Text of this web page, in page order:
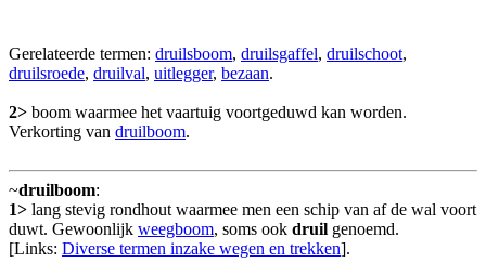
Gerelateerde termen: druilsboom, druilsgaffel, druilschoot,
druilsroede, druilval, uitlegger, bezaan.
2> boom waarmee het vaartuig voortgeduwd kan worden.
Verkorting van druilboom.
~druilboom:
1> lang stevig rondhout waarmee men een schip van af de wal voort
duwt. Gewoonlijk weegboom, soms ook druil genoemd.
[Links: Diverse termen inzake wegen en trekken].